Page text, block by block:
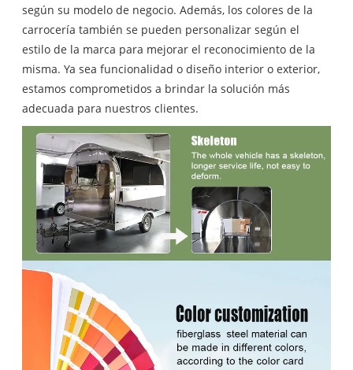
según su modelo de negocio. Además, los colores de la
carrocería también se pueden personalizar según el
estilo de la marca para mejorar el reconocimiento de la
misma. Ya sea funcionalidad o diseño interior o exterior,
estamos comprometidos a brindar la solución más
adecuada para nuestros clientes.